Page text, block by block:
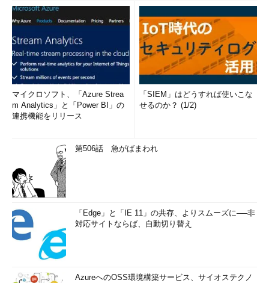
マイクロソフト、「Azure Strea
m Analytics」と「Power BI」の
連携機能をリリース
「SIEM」はどうすれば使いこな
せるのか？ (1/2)
第506話 急がばまわれ
「Edge」と「IE 11」の共存、よりスムーズに──非
対応サイトならば、自動切り替え
AzureへのOSS環境構築サービス、サイオステクノ